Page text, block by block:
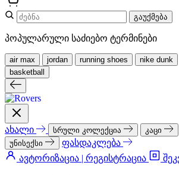
გაუქმება
პოპულარული საძიებო ტერმინები
air max jordan running shoes nike dunk
basketball
ახალი სრული კოლექცია კაცი
უნისექსი
ფასდაკლება
ავტორიზაცია | რეგისტრაცია